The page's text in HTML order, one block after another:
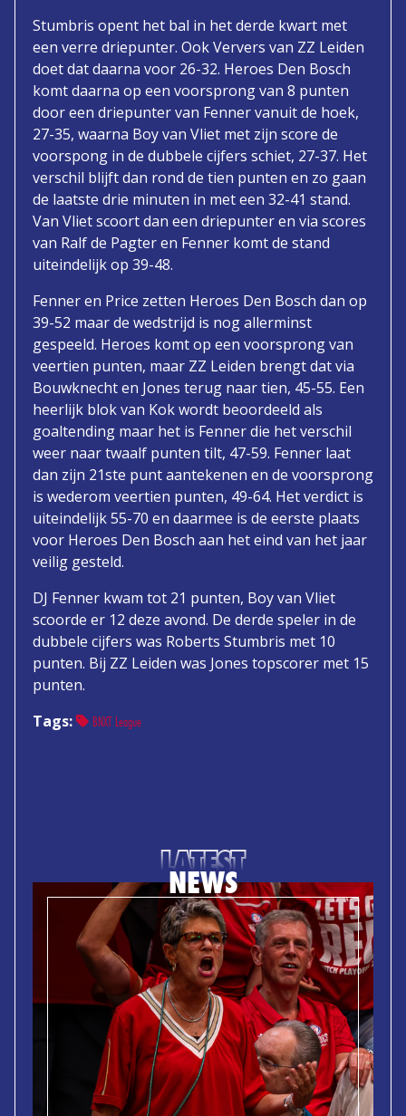
Stumbris opent het bal in het derde kwart met
een verre driepunter. Ook Ververs van ZZ Leiden
doet dat daarna voor 26-32. Heroes Den Bosch
komt daarna op een voorsprong van 8 punten
door een driepunter van Fenner vanuit de hoek,
27-35, waarna Boy van Vliet met zijn score de
voorspong in de dubbele cijfers schiet, 27-37. Het
verschil blijft dan rond de tien punten en zo gaan
de laatste drie minuten in met een 32-41 stand.
Van Vliet scoort dan een driepunter en via scores
van Ralf de Pagter en Fenner komt de stand
uiteindelijk op 39-48.
Fenner en Price zetten Heroes Den Bosch dan op
39-52 maar de wedstrijd is nog allerminst
gespeeld. Heroes komt op een voorsprong van
veertien punten, maar ZZ Leiden brengt dat via
Bouwknecht en Jones terug naar tien, 45-55. Een
heerlijk blok van Kok wordt beoordeeld als
goaltending maar het is Fenner die het verschil
weer naar twaalf punten tilt, 47-59. Fenner laat
dan zijn 21ste punt aantekenen en de voorsprong
is wederom veertien punten, 49-64. Het verdict is
uiteindelijk 55-70 en daarmee is de eerste plaats
voor Heroes Den Bosch aan het eind van het jaar
veilig gesteld.
DJ Fenner kwam tot 21 punten, Boy van Vliet
scoorde er 12 deze avond. De derde speler in de
dubbele cijfers was Roberts Stumbris met 10
punten. Bij ZZ Leiden was Jones topscorer met 15
punten.
Tags:
BNXT League
LATEST
NEWS